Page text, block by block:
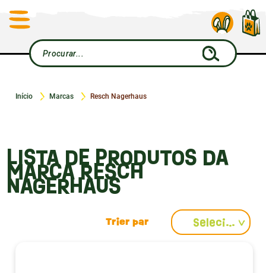
Início Marcas Resch Nagerhaus
LISTA DE PRODUTOS DA
MARCA RESCH
NAGERHAUS
Selecionar